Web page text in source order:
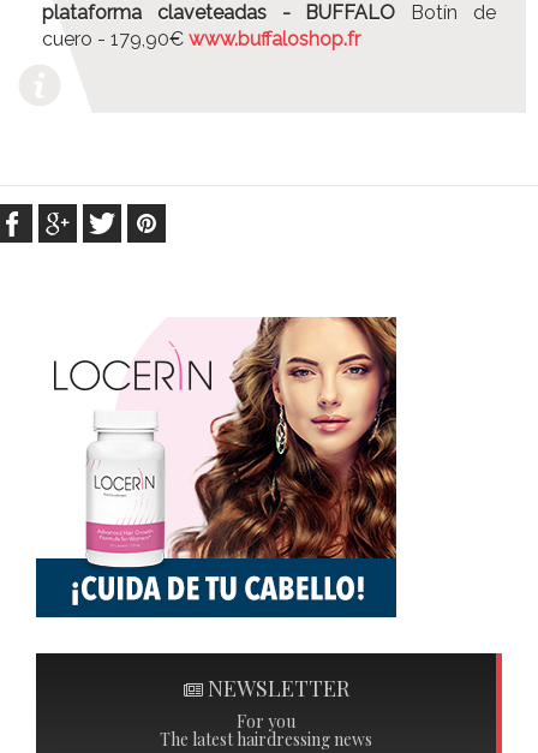
plataforma claveteadas - BUFFALO
Botín de
cuero - 179,90€ www.buffaloshop.fr
NEWSLETTER
For you
The latest hairdressing news